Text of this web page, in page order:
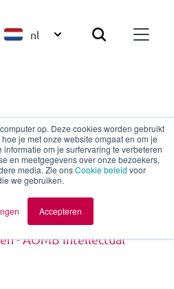
op. Deze cookies worden gebruikt
je met onze website omgaat en om je
om je surfervaring te verbeteren
en meetgegevens over onze bezoekers,
media. Zie onsCookie beleid voor
we gebruiken.
Accepteren
nl
- AOMB Intellectual